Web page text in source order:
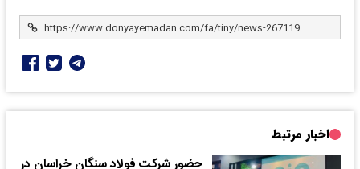
اخبار مرتبط